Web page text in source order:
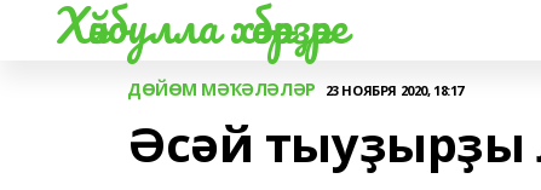
Хәйбулла хәбәрҙәре
ДӨЙӨМ МӘҠӘЛӘЛӘР 23 НОЯБРЯ 2020, 18:17
Әсәй